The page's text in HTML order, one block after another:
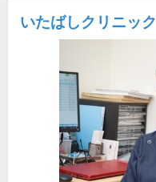
いたばしクリニック